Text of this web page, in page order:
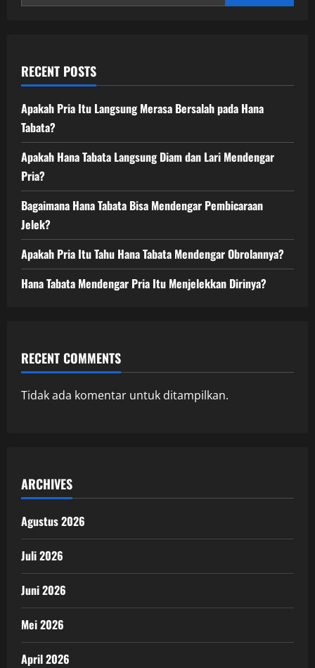
RECENT POSTS
Apakah Pria Itu Langsung Merasa Bersalah pada Hana
Tabata?
Apakah Hana Tabata Langsung Diam dan Lari Mendengar
Pria?
Bagaimana Hana Tabata Bisa Mendengar Pembicaraan
Jelek?
Apakah Pria Itu Tahu Hana Tabata Mendengar Obrolannya?
Hana Tabata Mendengar Pria Itu Menjelekkan Dirinya?
RECENT COMMENTS
Tidak ada komentar untuk ditampilkan.
ARCHIVES
Agustus 2026
Juli 2026
Juni 2026
Mei 2026
April 2026